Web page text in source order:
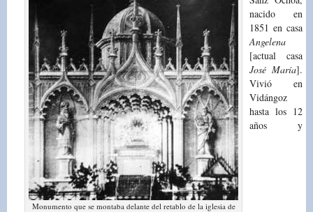
Monumento que se montaba delante del retablo de la iglesia de
nacido en
1851 en casa
Angelena
[actual casa
José María].
Vivió en
Vidángoz
hasta los 12
años y